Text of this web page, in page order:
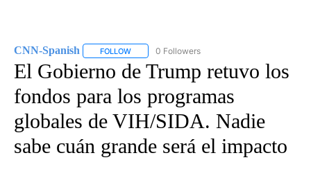
CNN-Spanish FOLLOW FOLLOW "CNN-SPANISH" TO RECEIVE
0 Followers
El Gobierno de Trump retuvo los
fondos para los programas
globales de VIH/SIDA. Nadie
sabe cuán grande será el impacto